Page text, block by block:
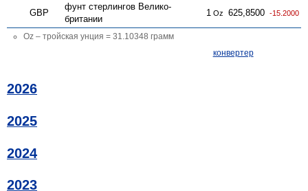
GBP
фунт стерлингов Велико­
британии
1 Oz 625,8500 -15.2000
Oz – тройская унция = 31.10348 грамм
конвертер
2026
2025
2024
2023